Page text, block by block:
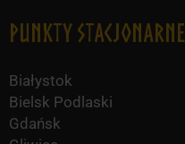
Punkty Stacjonarne
Białystok
Bielsk Podlaski
Gdańsk